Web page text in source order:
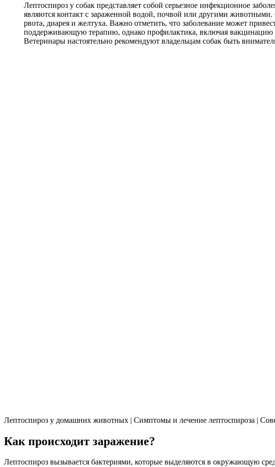
Лептоспироз у собак представляет собой серьезное инфекционное
являются контакт с зараженной водой, почвой или другими
рвота, диарея и желтуха. Важно отметить, что заболевание может
поддерживающую терапию, однако профилактика, включая вакцинацию
Ветеринары настоятельно рекомендуют владельцам собак быть
Лептоспироз у домашних животных | Симптомы и лечение лептоспироза |
Как происходит заражение?
Лептоспироз вызывается бактериями, которые выделяются в окружающую